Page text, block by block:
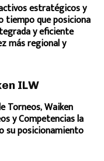
estratégicos y
tiempo que posiciona
y eficiente
más regional y
ILW
Torneos, Waiken
y Competencias la
su posicionamiento